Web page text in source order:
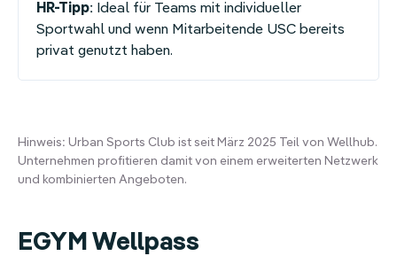
HR-Tipp: Ideal für Teams mit individueller
Sportwahl und wenn Mitarbeitende USC bereits
privat genutzt haben.
Hinweis: Urban Sports Club ist seit März 2025 Teil von Wellhub.
Unternehmen profitieren damit von einem erweiterten Netzwerk
und kombinierten Angeboten.
EGYM Wellpass